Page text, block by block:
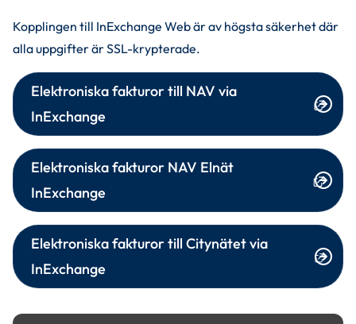
Kopplingen till InExchange Web är av högsta säkerhet där
alla uppgifter är SSL-krypterade.
Elektroniska fakturor till NAV via
InExchange
Länk till annan webbplats.
Elektroniska fakturor NAV Elnät
InExchange
Länk till annan webbplats.
Elektroniska fakturor till Citynätet via
InExchange
Länk till annan webbplats.